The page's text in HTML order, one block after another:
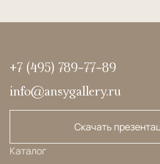
+7 (495) 789-77-89
info@ansygallery.ru
Скачать
Каталог